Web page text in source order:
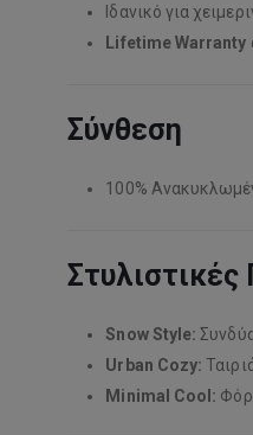
Ιδανικό για
Lifetime Warranty
Σύνθεση
100%
Στυλιστικές
Snow Style:
Urban Cozy:
Minimal Cool: